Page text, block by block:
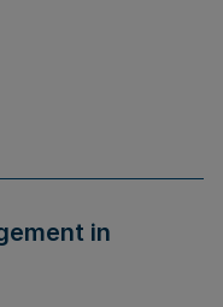
in